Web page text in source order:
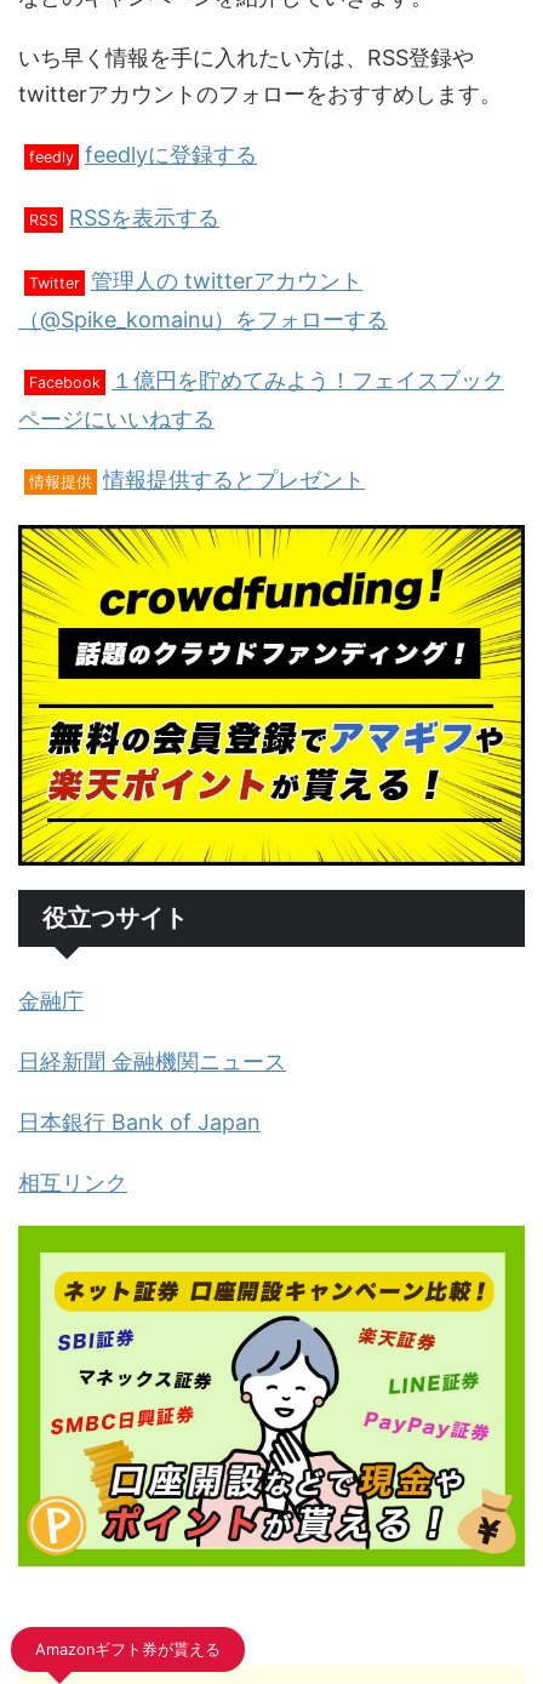
いち早く情報を手に入れたい方は、RSS登録や
twitterアカウントのフォローをおすすめします。
feedly feedlyに登録する
RSS RSSを表示する
Twitter 管理人の twitterアカウント
（@Spike_komainu）をフォローする
Facebook
１億円を貯めてみよう！フェイスブック
ページにいいねする
情報提供 情報提供するとプレゼント
役立つサイト
金融庁
日経新聞 金融機関ニュース
日本銀行 Bank of Japan
相互リンク
Amazonギフト券が貰える